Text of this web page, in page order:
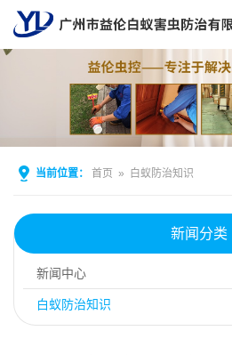
当前位置： 首页 » 白蚁防治知识
新闻分类
新闻中心
白蚁防治知识